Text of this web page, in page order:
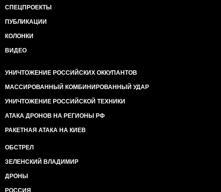
СПЕЦПРОЕКТЫ
ПУБЛИКАЦИИ
КОЛОНКИ
ВИДЕО
УНИЧТОЖЕНИЕ РОССИЙСКИХ ОККУПАНТОВ
МАССИРОВАННЫЙ КОМБИНИРОВАННЫЙ УДАР
УНИЧТОЖЕНИЕ РОССИЙСКОЙ ТЕХНИКИ
АТАКА ДРОНОВ НА РЕГИОНЫ РФ
РАКЕТНАЯ АТАКА НА КИЕВ
ОБСТРЕЛ
ЗЕЛЕНСКИЙ ВЛАДИМИР
ДРОНЫ
РОССИЯ